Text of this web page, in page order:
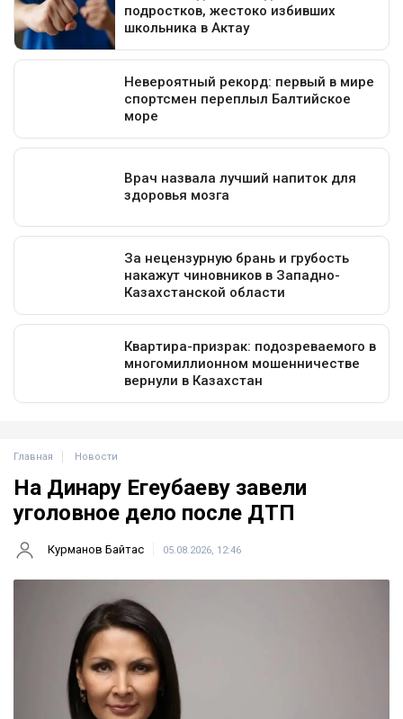
Главная Новости
На Динару Егеубаеву завели
уголовное дело после ДТП
Курманов Байтас 05.08.2026, 12:46